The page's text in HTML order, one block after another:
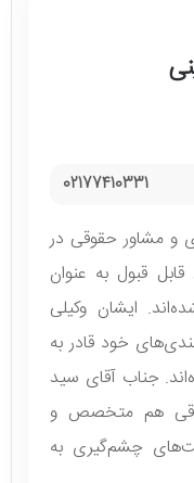
02177410331
و مشاور حقوقی در
قبول به عنوان
ایشان وکیلی
خود قادر به
جناب آقای سید
هم متخصص و
چشم‌گیری به